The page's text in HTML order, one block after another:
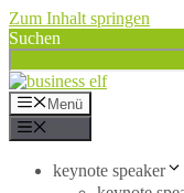
Zum Inhalt springen
Suchen
Menü
keynote speaker